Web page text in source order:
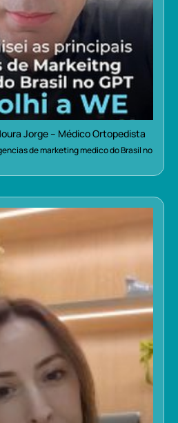
Jorge – Médico Ortopedista
de marketing medico do Brasil no